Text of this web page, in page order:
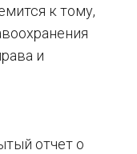
к тому,
и
отчет о